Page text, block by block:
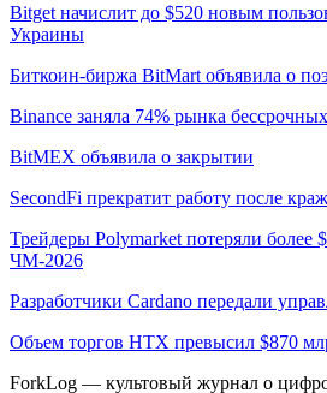
Bitget начислит до $520 новым
Украины
Биткоин-биржа BitMart объявила о
Binance заняла 74% рынка
BitMEX объявила о закрытии
SecondFi прекратит работу после
Трейдеры Polymarket потеряли более
ЧМ-2026
Разработчики Cardano передали
Объем торгов HTX превысил $870
ForkLog — культовый журнал о